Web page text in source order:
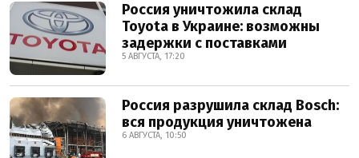
Россия уничтожила склад
Toyota в Украине: возможны
задержки с поставками
5 АВГУСТА, 17:20
Россия разрушила склад Bosch:
вся продукция уничтожена
6 АВГУСТА, 10:50